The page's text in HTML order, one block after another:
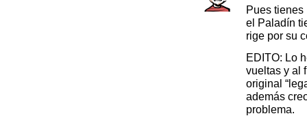
Pues tienes
el Paladín
rige por su
EDITO: Lo
vueltas y al
original
además
problema.